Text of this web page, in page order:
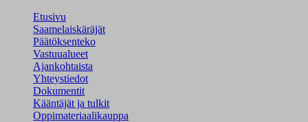
Etusivu
Saamelaiskäräjät
Päätöksenteko
Vastuualueet
Ajankohtaista
Yhteystiedot
Dokumentit
Kääntäjät ja tulkit
Oppimateriaalikauppa